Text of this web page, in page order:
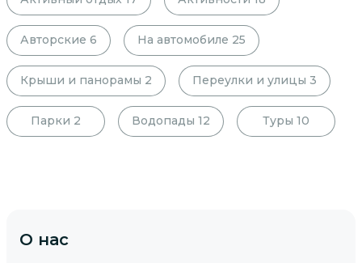
Авторские 6 На автомобиле 25
Крыши и панорамы 2 Переулки и улицы 3
Парки 2 Водопады 12 Туры 10
О нас